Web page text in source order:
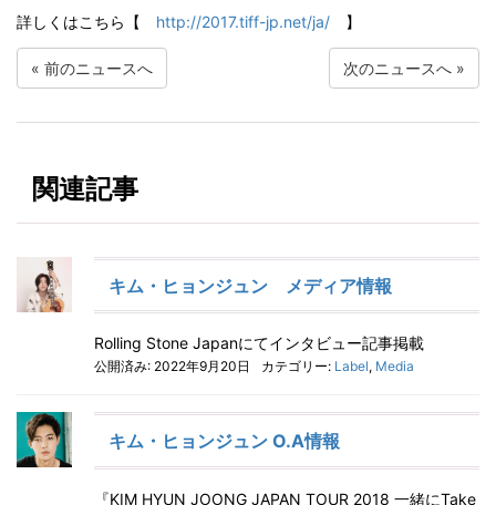
詳しくはこちら【 http://2017.tiff-jp.net/ja/ 】
« 前のニュースへ 次のニュースへ »
関連記事
キム・ヒョンジュン メディア情報
Rolling Stone Japanにてインタビュー記事掲載
公開済み: 2022年9月20日 カテゴリー: Label, Media
キム・ヒョンジュン O.A情報
『KIM HYUN JOONG JAPAN TOUR 2018 一緒にTake